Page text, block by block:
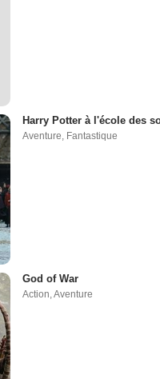
Harry Potter à l'école des
Aventure Fantastique
God of War
Action,Aventure